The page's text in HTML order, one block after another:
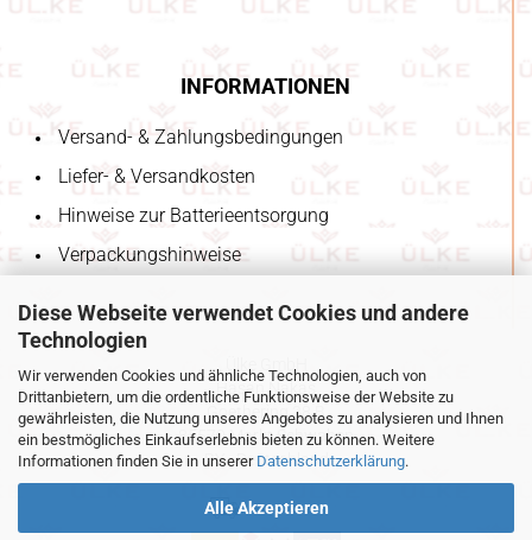
Diese Webseite verwendet Cookies und andere
Technologien
Wir verwenden Cookies und ähnliche Technologien, auch von
Drittanbietern, um die ordentliche Funktionsweise der Website zu
gewährleisten, die Nutzung unseres Angebotes zu analysieren und Ihnen
ein bestmögliches Einkaufserlebnis bieten zu können. Weitere
Informationen finden Sie in unserer Datenschutzerklärung.
Alle Akzeptieren
INFORMATIONEN
Versand- & Zahlungsbedingungen
Liefer- & Versandkosten
Hinweise zur Batterieentsorgung
Verpackungshinweise
Hasan Nakas
Goethering 28 B
85570 Markt Schwaben
BY - Deutschland
unsere Partner